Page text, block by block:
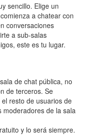
sencillo. Elige un
a chatear con
conversaciones
a sub-salas
este es tu lugar.
de chat pública, no
de terceros. Se
resto de usuarios de
de la sala
y lo será siempre.